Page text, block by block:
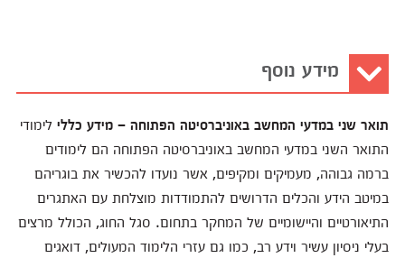
מידע נוסף
תואר שני במדעי המחשב באוניברסיטה הפתוחה – מידע כללילימודי
התואר השני במדעי המחשב באוניברסיטה הפתוחה הם לימודים
ברמה גבוהה, מעמיקים ומקיפים, אשר נועדו להכשיר את בוגריהם
במיטב הידע והכלים הדרושים להתמודדות מוצלחת עם האתגרים
התיאורטיים והיישומיים של המחקר בתחום. סגל החוג, הכולל מרצים
בעלי ניסיון עשיר וידע רב, כמו גם עזרי הלימוד המעולים, דואגים